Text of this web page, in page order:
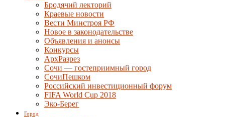
Бродячий лекторий
Краевые новости
Вести Минстроя РФ
Новое в законодательстве
Объявления и анонсы
Конкурсы
АрхРазрез
Сочи — гостеприимный город
СочиПешком
Российский инвестиционный форум
FIFA World Cup 2018
Эко-Берег
Город